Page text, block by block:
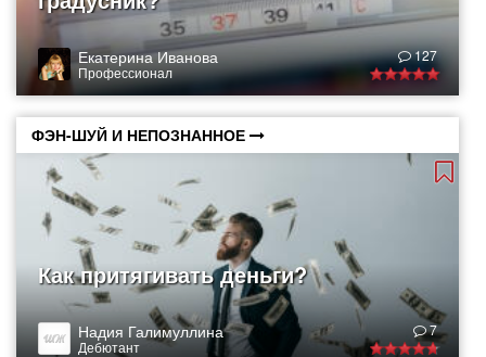
Екатерина Иванова
Профессионал
127
ФЭН-ШУЙ И НЕПОЗНАННОЕ
Как притягивать деньги?
Надия Галимуллина
Дебютант
7